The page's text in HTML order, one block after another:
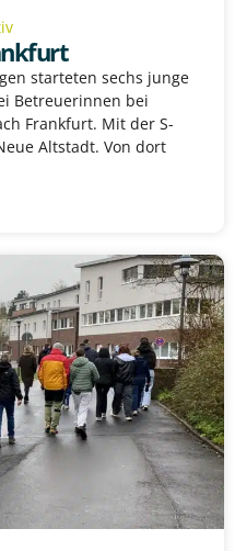
starteten sechs junge
Betreuerinnen bei
Frankfurt. Mit der S-
Altstadt. Von dort